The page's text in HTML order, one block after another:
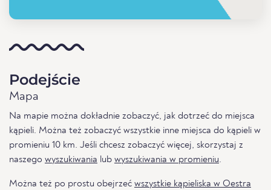
Podejście
Mapa
Na mapie można dokładnie zobaczyć, jak dotrzeć do miejsca
kąpieli. Można też zobaczyć wszystkie inne miejsca do kąpieli w
promieniu 10 km. Jeśli chcesz zobaczyć więcej, skorzystaj z
naszego wyszukiwania lub wyszukiwania w promieniu.
Można też po prostu obejrzeć wszystkie kąpieliska w Oestra